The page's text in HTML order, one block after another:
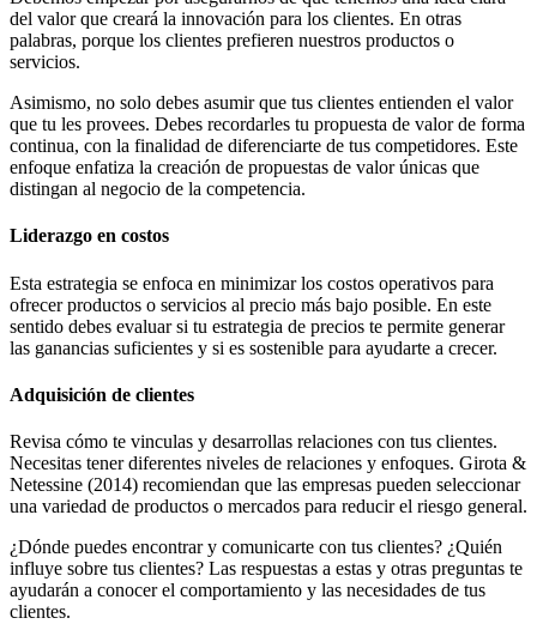
del valor que creará la innovación para los clientes. En otras
palabras, porque los clientes prefieren nuestros productos o
servicios.
Asimismo, no solo debes asumir que tus clientes entienden el valor
que tu les provees. Debes recordarles tu propuesta de valor de forma
continua, con la finalidad de diferenciarte de tus competidores. Este
enfoque enfatiza la creación de propuestas de valor únicas que
distingan al negocio de la competencia.
Liderazgo en costos
Esta estrategia se enfoca en minimizar los costos operativos para
ofrecer productos o servicios al precio más bajo posible. En este
sentido debes evaluar si tu estrategia de precios te permite generar
las ganancias suficientes y si es sostenible para ayudarte a crecer.
Adquisición de clientes
Revisa cómo te vinculas y desarrollas relaciones con tus clientes.
Necesitas tener diferentes niveles de relaciones y enfoques. Girota &
Netessine (2014) recomiendan que las empresas pueden seleccionar
una variedad de productos o mercados para reducir el riesgo general.
¿Dónde puedes encontrar y comunicarte con tus clientes? ¿Quién
influye sobre tus clientes? Las respuestas a estas y otras preguntas te
ayudarán a conocer el comportamiento y las necesidades de tus
clientes.